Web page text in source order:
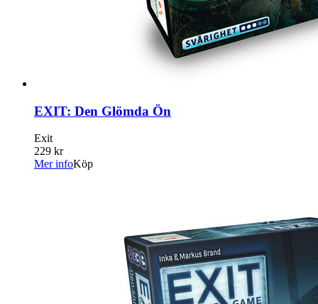
EXIT: Den Glömda Ön
Exit
229 kr
Mer infoKöp